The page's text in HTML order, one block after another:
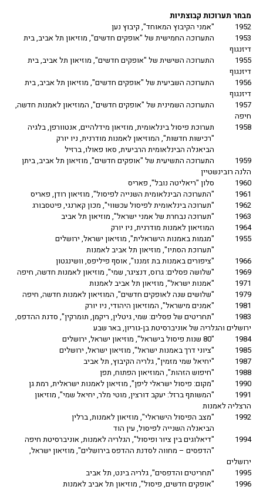
מבחר תערוכות קבוצתיות
1952
"אמני הקיבוץ המאוחד", קיבוץ נען
1953
התערוכה החמישית של "אופקים חדשים", מוזיאון תל אביב, בית
דיזנגוף
1955
התערוכה השישית של "אופקים חדשים", מוזיאון תל אביב, בית
דיזנגוף
1956
התערוכה השביעית של "אופקים חדשים", מוזיאון תל אביב, בית
דיזנגוף
1957
התערוכה השמינית של "אופקים חדשים", המוזיאון לאמנות חדשה,
חיפה
1958
תערוכת פיסול בינלאומית, מוזיאון מידלהיים, אנטוורפן, בלגיה
"רכישות חדשות", המוזיאון לאמנות מודרנית, ניו יורק
הביאנלה הבינלאומית הרביעית, סאו פאולו, ברזיל
1959
התערוכה התשיעית של "אופקים חדשים", מוזיאון תל אביב, ביתן
הלנה רובינשטיין
1960
סלון "ריאליטה נובל", פאריס
1961
"התערוכה הבינלאומית השנייה לפיסול", מוזיאון רודן, פאריס
1962
"תערוכה בינלאומית לפיסול עכשווי", מכון קארנגי, פיטסבורג
1963
"תערוכה נבחרת של אמני ישראל", מוזיאון תל אביב
1964
המוזיאון לאמנות מודרנית, ניו יורק
1955
"מגמות באמנות הישראלית", מוזיאון ישראל, ירושלים
"תערוכת הסתיו", מוזיאון תל אביב לאמנות
1966
"ציפורים באמנות בת זמננו", אוסף פיליפס, וושינגטון
1969
"שלושה פסלים: גרוס, דנציגר, שמי", מוזיאון לאמנות חדשה, חיפה
1971
"אמנות ישראל", מוזיאון תל אביב לאמנות
1979
"שלושים שנה לאופקים חדשים", המוזיאון לאמנות חדשה, חיפה
1981
"אמנים מישראל", המוזיאון היהודי, ניו יורק
1983
"תחריטים של פסלים: שמי, גיטלין, ריקמן, תומרקין", סדנת ההדפס,
ירושלים והגלריה של אוניברסיטת בן-גוריון, באר שבע
1984
"80 שנות פיסול בישראל", מוזיאון ישראל, ירושלים
1985
"ציוני דרך באמנות ישראל", מוזיאון ישראל, ירושלים
1987
"יחיאל שמי מזמין", גלריה הקיבוץ, תל אביב
1988
"חיפוש הזהות", המוזיאון הפתוח, תפן
1990
"מקום: פיסול ישראלי ליפן", מוזיאון לאמנות ישראלית, רמת גן
1991
"המשותף ברזל: יעקב דורצין, מוטי מלר, יחיאל שמי", מוזיאון
הרצליה לאמנות
1992
"מצב הפיסול הישראלי", מוזיאון לאמנות, ברלין
הביאנלה השנייה לפיסול, עין הוד
1994
"דיאלוגים בין ציור ופיסול", הגלריה לאמנות, אוניברסיטת חיפה
"הדפסים – מחווה לסדנת ההדפס בירושלים", מוזיאון ישראל,
ירושלים
1995
"תחריטים והדפסים", גלריה בינט, תל אביב
1996
"אופקים חדשים, פיסול", מוזיאון תל אביב לאמנות